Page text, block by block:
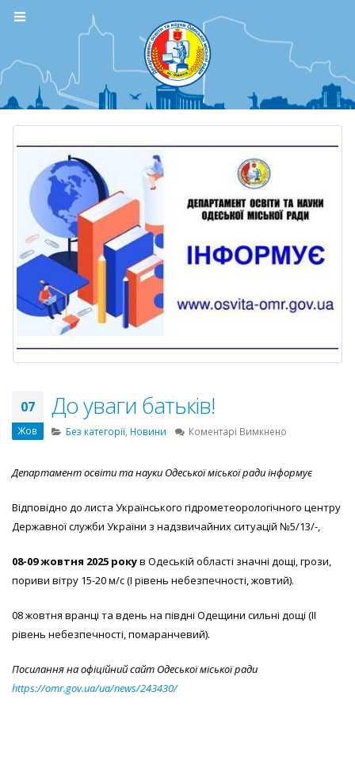
07
Жов
До уваги батьків!
Без категорії, Новини Коментарі Вимкнено
батьків!
Департамент освіти та науки Одеської міської ради інформує
Відповідно до листа Українського гідрометеорологічного центру
Державної служби України з надзвичайних ситуацій №5/13/-,
08-09 жовтня 2025 рокув Одеській області значні дощі, грози,
пориви вітру 15-20 м/с (I рівень небезпечності, жовтий).
08 жовтня вранці та вдень на півдні Одещини сильні дощі (II
рівень небезпечності, помаранчевий).
Посилання на офіційний сайт Одеської міської ради
https://omr.gov.ua/ua/news/243430/